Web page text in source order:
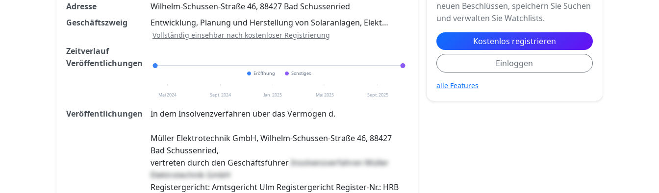
Jetzt kostenlos registrieren
Adresse
Wilhelm-Schussen-Straße 46, 88427 Bad Schussenried
Geschäftszweig
Entwicklung, Planung und Herstellung von Solaranlagen, Elekt…
Vollständig einsehbar nach kostenloser Registrierung
Zeitverlauf
Veröffentlichungen
Eröffnung Sonstiges
Mai 2024 Sept. 2024 Jan. 2025 Mai 2025 Sept. 2025
Veröffentlichungen In dem Insolvenzverfahren über das Vermögen d.
Müller Elektrotechnik GmbH, Wilhelm-Schussen-Straße 46, 88427
Bad Schussenried,
vertreten durch den Geschäftsführer Insolvenzverfahren Müller
Elektrotechnik GmbH
Registergericht: Amtsgericht Ulm Registergericht Register-Nr.: HRB
neuen Beschlüssen, speichern Sie Suchen
und verwalten Sie Watchlists.
Kostenlos registrieren
Einloggen
alle Features